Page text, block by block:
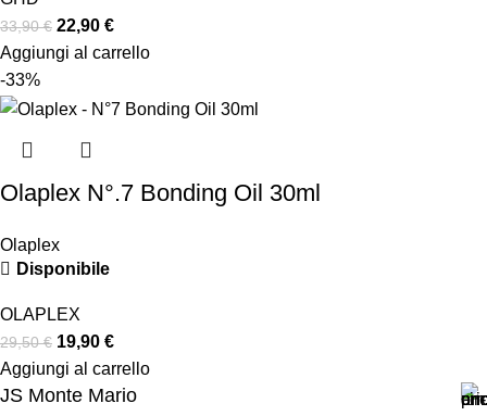
33,90€ 22,90 €
Aggiungi al carrello
-33%
Olaplex N°.7 Bonding Oil 30ml
Olaplex
Disponibile
OLAPLEX
29,50€ 19,90 €
Aggiungi al carrello
JS Monte Mario